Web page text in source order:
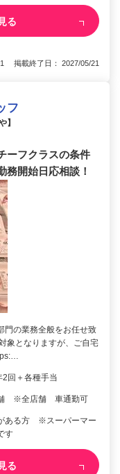
る
掲載終了日： 2027/05/21
フ
】
ーフクラスの条件
務開始日応相談！
門の業務全般をお任せ致
象となりますが、ご自宅
回＋各種手当
舗 ※全店舗 車通勤可
ある方 ※スーパーマー
す
る